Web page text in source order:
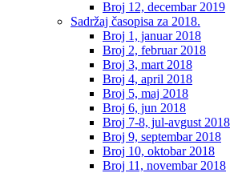
Broj 12, decembar 2019
Sadržaj časopisa za 2018.
Broj 1, januar 2018
Broj 2, februar 2018
Broj 3, mart 2018
Broj 4, april 2018
Broj 5, maj 2018
Broj 6, jun 2018
Broj 7-8, jul-avgust 2018
Broj 9, septembar 2018
Broj 10, oktobar 2018
Broj 11, novembar 2018